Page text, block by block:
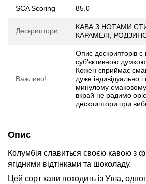
SCA Scoring 85.0
Дескриптори
КАВА З НОТАМИ
КАРАМЕЛІ,
Важливо!
Опис дескрипторів є
суб'єктивною
Кожен сприймає
дуже індивідуально і
минулому смаковому
вкрай не радимо
дескриптори при
Опис
Колумбія славиться своєю кавою з
ягідними відтінками та шоколаду.
Цей сорт кави походить із Уїла,